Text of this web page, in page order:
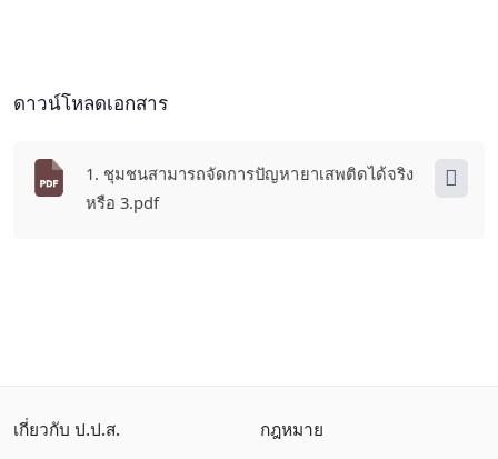
ดาวน์โหลดเอกสาร
1. ชุมชนสามารถจัดการปัญหายาเสพติดได้จริง
หรือ 3.pdf
เกี่ยวกับ ป.ป.ส. กฎหมาย